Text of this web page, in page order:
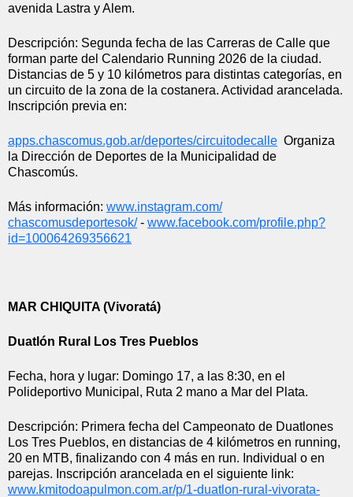
avenida Lastra y Alem.
Descripción: Segunda fecha de las Carreras de Calle que
forman parte del Calendario Running 2026 de la ciudad.
Distancias de 5 y 10 kilómetros para distintas categorías, en
un circuito de la zona de la costanera. Actividad arancelada.
Inscripción previa en:
apps.chascomus.gob.ar/deportes/circuitodecalle Organiza
la Dirección de Deportes de la Municipalidad de
Chascomús.
Más información: www.instagram.com/
chascomusdeportesok/ - www.facebook.com/profile.php?
id=100064269356621
MAR CHIQUITA (Vivoratá)
Duatlón Rural Los Tres Pueblos
Fecha, hora y lugar: Domingo 17, a las 8:30, en el
Polideportivo Municipal, Ruta 2 mano a Mar del Plata.
Descripción: Primera fecha del Campeonato de Duatlones
Los Tres Pueblos, en distancias de 4 kilómetros en running,
20 en MTB, finalizando con 4 más en run. Individual o en
www.kmitodoapulmon.com.ar/p/1-duatlon-rural-vivorata-